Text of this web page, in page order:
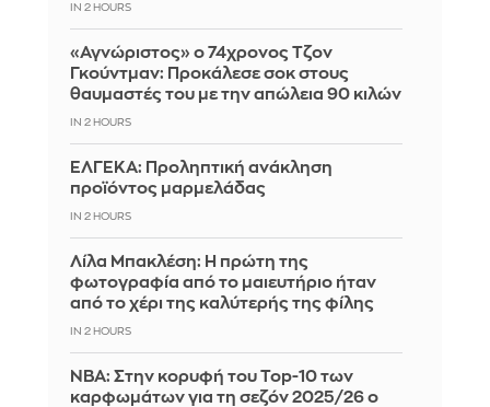
IN 2 HOURS
«Αγνώριστος» ο 74χρονος Τζον
Γκούντμαν: Προκάλεσε σοκ στους
θαυμαστές του με την απώλεια 90 κιλών
IN 2 HOURS
ΕΛΓΕΚΑ: Προληπτική ανάκληση
προϊόντος μαρμελάδας
IN 2 HOURS
Λίλα Μπακλέση: Η πρώτη της
φωτογραφία από το μαιευτήριο ήταν
από το χέρι της καλύτερής της φίλης
IN 2 HOURS
ΝΒΑ: Στην κορυφή του Top-10 των
καρφωμάτων για τη σεζόν 2025/26 ο